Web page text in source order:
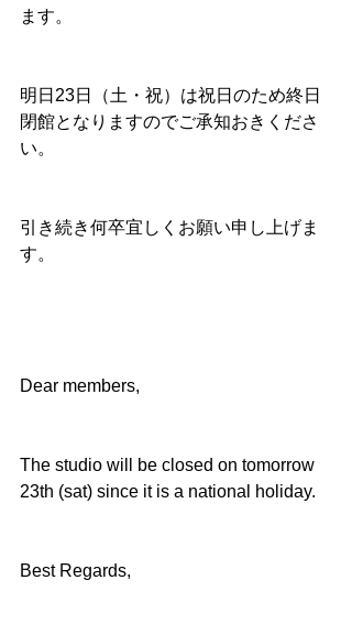
ます。
明日23日（土・祝）は祝日のため終日
閉館となりますのでご承知おきくださ
い。
引き続き何卒宜しくお願い申し上げま
す。
Dear members,
The studio will be closed on tomorrow
23th (sat) since it is a national holiday.
Best Regards,